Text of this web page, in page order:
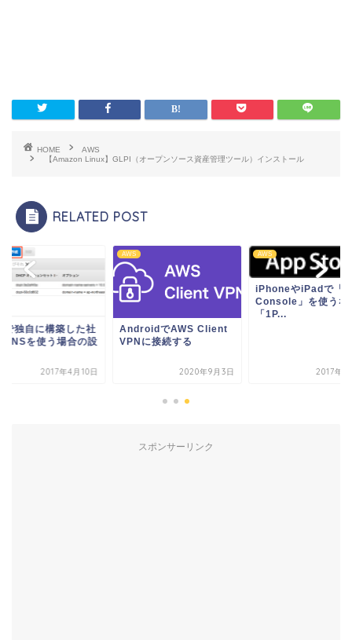
HOME
AWS
【Amazon Linux】GLPI（オープンソース資産管理ツール）インストール
RELATED POST
で独自に構築した社
DNSを使う場合の設
2017年4月10日
AWS
AndroidでAWS Client
VPNに接続する
2020年9月3日
AWS
iPhoneやiPadで「
Console」を使うな
「1P...
2017年8
スポンサーリンク